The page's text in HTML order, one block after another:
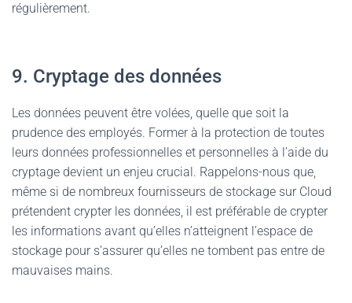
régulièrement.
9. Cryptage des données
Les données peuvent être volées, quelle que soit la
prudence des employés. Former à la protection de toutes
leurs données professionnelles et personnelles à l’aide du
cryptage devient un enjeu crucial. Rappelons-nous que,
même si de nombreux fournisseurs de stockage sur Cloud
prétendent crypter les données, il est préférable de crypter
les informations avant qu’elles n’atteignent l’espace de
stockage pour s’assurer qu’elles ne tombent pas entre de
mauvaises mains.